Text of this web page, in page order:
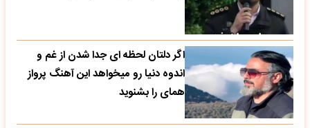
اگر دلتان لحظه ای جدا شدن از غم و
اندوه دنیا رو میخواهد این آهنگ پرواز
همای را بشنوید